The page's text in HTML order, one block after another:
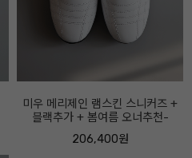
아메끄메이드 FF 메리제인 레더 스
니커즈 -오너추천- 시그니처디자
인-